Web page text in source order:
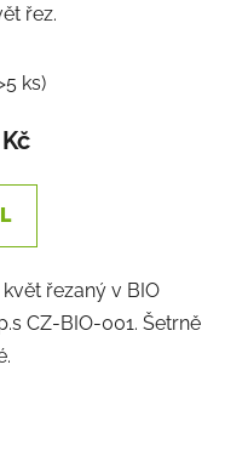
řez.
ks)
řezaný v BIO
CZ-BIO-001. Šetrně